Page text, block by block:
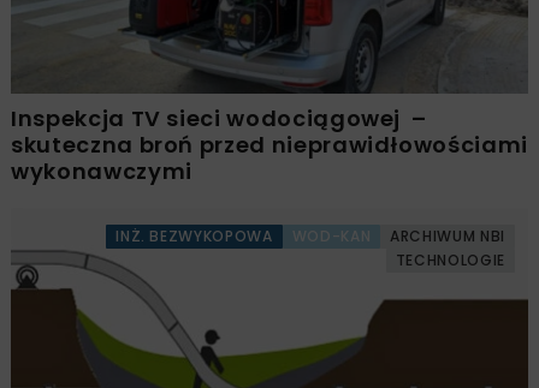
Inspekcja TV sieci wodociągowej –
skuteczna broń przed nieprawidłowościami
wykonawczymi
INŻ. BEZWYKOPOWA WOD-KAN
ARCHIWUM NBI
TECHNOLOGIE